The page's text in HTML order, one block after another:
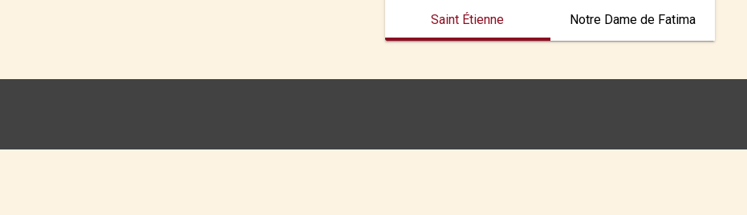
Saint Étienne Notre Dame de Fatima